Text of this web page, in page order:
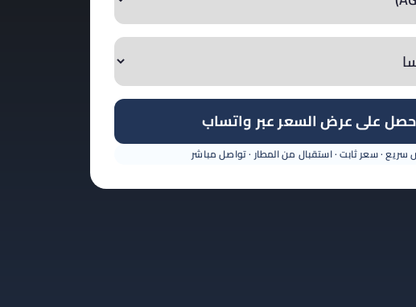
على عرض السعر عبر واتساب
سريع · سعر ثابت · استقبال من المطار · تواصل مباشر